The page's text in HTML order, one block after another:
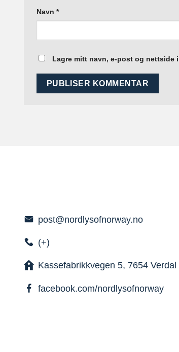
Navn *
Lagre mitt navn, e-post og nettside
post@nordlysofnorway.no
(+)
Kassefabrikkvegen 5, 7654 Verdal
facebook.com/nordlysofnorway